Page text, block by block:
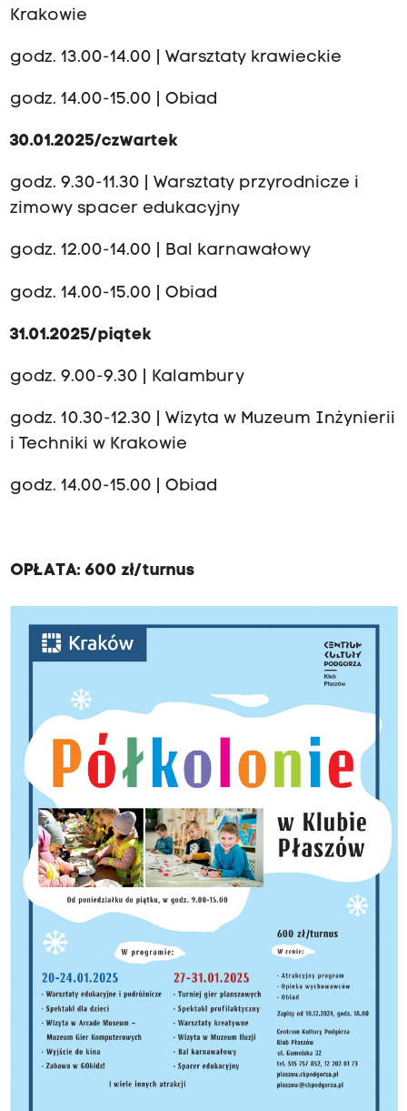
Krakowie
godz. 13.00-14.00 | Warsztaty krawieckie
godz. 14.00-15.00 | Obiad
30.01.2025/czwartek
godz. 9.30-11.30 | Warsztaty przyrodnicze i
zimowy spacer edukacyjny
godz. 12.00-14.00 | Bal karnawałowy
godz. 14.00-15.00 | Obiad
31.01.2025/piątek
godz. 9.00-9.30 | Kalambury
godz. 10.30-12.30 | Wizyta w Muzeum Inżynierii
i Techniki w Krakowie
godz. 14.00-15.00 | Obiad
OPŁATA: 600 zł/turnus